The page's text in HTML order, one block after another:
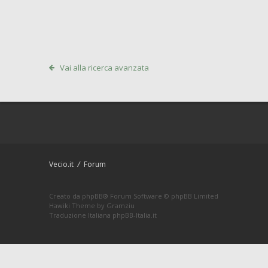
Vai alla ricerca avanzata
Vecio.it Forum
Creato da phpBB® Forum Software © phpBB Limited
Hawiki Theme by Gramziu
Traduzione Italiana phpBB-Italia.it